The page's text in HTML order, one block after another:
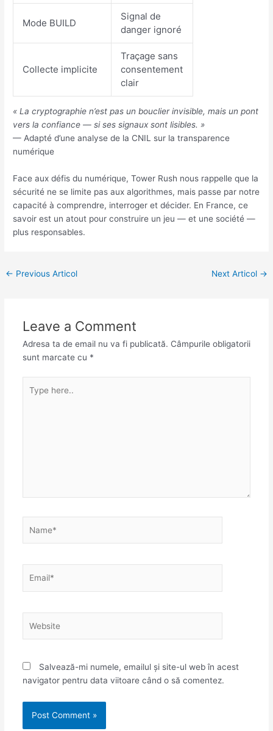
Mode BUILD
Signal de
danger ignoré
Collecte implicite
Traçage sans
consentement
clair
« La cryptographie n’est pas un bouclier invisible, mais un pont
vers la confiance — si ses signaux sont lisibles. »
— Adapté d’une analyse de la CNIL sur la transparence
numérique
Face aux défis du numérique, Tower Rush nous rappelle que la
sécurité ne se limite pas aux algorithmes, mais passe par notre
capacité à comprendre, interroger et décider. En France, ce
savoir est un atout pour construire un jeu — et une société —
plus responsables.
← Previous Articol Next Articol →
Leave a Comment
Adresa ta de email nu va fi publicată. Câmpurile obligatorii
sunt marcate cu *
here..
Salvează-mi numele, emailul și site-ul web în acest
navigator pentru data viitoare când o să comentez.